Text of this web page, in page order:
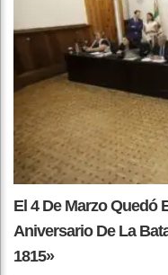
El 4 De Marzo Quedó
Aniversario De La
1815»